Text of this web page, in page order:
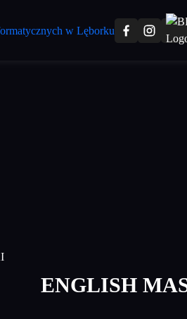
ENGLISH